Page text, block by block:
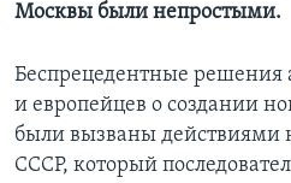
Москвы были непростыми.
Беспрецедентные решения
и европейцев о создании
были вызваны действиями
СССР, который